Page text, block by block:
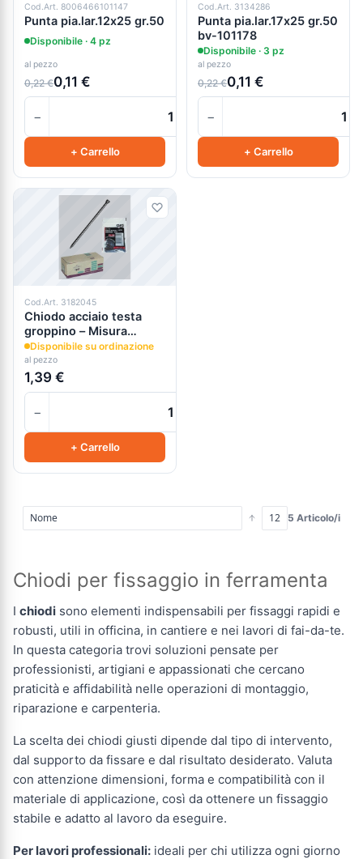
Cod.Art. 8006466101147
Punta pia.lar.12x25 gr.50
Disponibile · 4 pz
al pezzo
0,22 €0,11 €
−
+ Carrello
Cod.Art. 3134286
Punta pia.lar.17x25 gr.50
bv-101178
Disponibile · 3 pz
al pezzo
0,22 €0,11 €
−
+ Carrello
Cod.Art. 3182045
Chiodo acciaio testa
groppino – Misura
1,50x25
Disponibile su ordinazione
al pezzo
1,39 €
−
+ Carrello
5 Articolo/i
Chiodi per fissaggio in ferramenta
I chiodi sono elementi indispensabili per fissaggi rapidi e
robusti, utili in officina, in cantiere e nei lavori di fai-da-te.
In questa categoria trovi soluzioni pensate per
professionisti, artigiani e appassionati che cercano
praticità e affidabilità nelle operazioni di montaggio,
riparazione e carpenteria.
La scelta dei chiodi giusti dipende dal tipo di intervento,
dal supporto da fissare e dal risultato desiderato. Valuta
con attenzione dimensioni, forma e compatibilità con il
materiale di applicazione, così da ottenere un fissaggio
stabile e adatto al lavoro da eseguire.
Per lavori professionali: ideali per chi utilizza ogni giorno